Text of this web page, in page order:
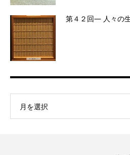
第４２回― 人々の
月を選択